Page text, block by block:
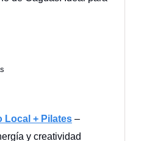
Local + Pilates –
y creatividad